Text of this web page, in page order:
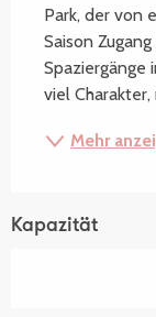
Park, der von
Saison
Spaziergänge
viel
Mehr
Kapazität